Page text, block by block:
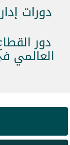
دورات
دور
العالمي